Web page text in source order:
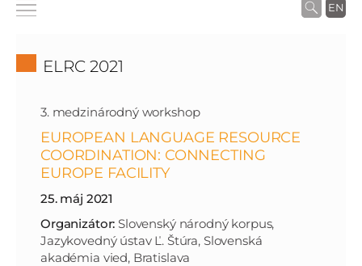
EN
ELRC 2021
3. medzinárodný workshop
EUROPEAN LANGUAGE RESOURCE
COORDINATION: CONNECTING
EUROPE FACILITY
25. máj 2021
Organizátor: Slovenský národný korpus,
Jazykovedný ústav Ľ. Štúra, Slovenská
akadémia vied, Bratislava